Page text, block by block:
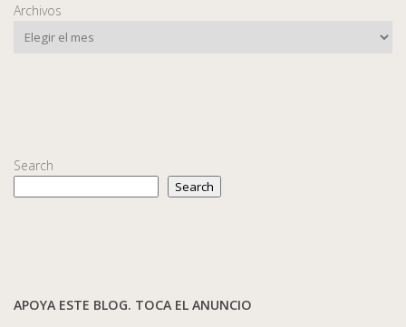
Archivos
Search
Search
APOYA ESTE BLOG. TOCA EL ANUNCIO